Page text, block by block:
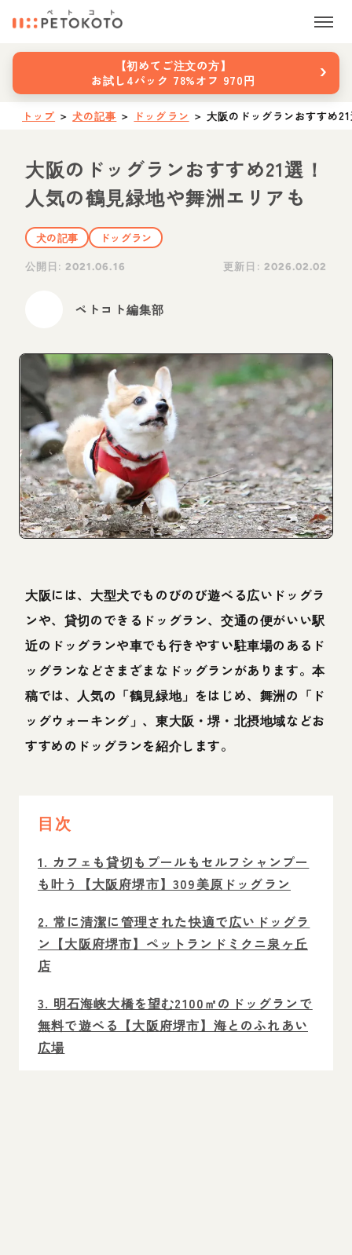
【初めてご注文の方】
お試し4パック 78%オフ 970円
›
トップ ＞ 犬の記事 ＞ ドッグラン ＞ 大阪のドッグランおすすめ
大阪のドッグランおすすめ21選！
人気の鶴見緑地や舞洲エリアも
犬の記事
ドッグラン
公開日:2021.06.16 更新日: 2026.02.02
ペトコト編集部
大阪には、大型犬でものびのび遊べる広いドッグラ
ンや、貸切のできるドッグラン、交通の便がいい駅
近のドッグランや車でも行きやすい駐車場のあるド
ッグランなどさまざまなドッグランがあります。本
稿では、人気の「鶴見緑地」をはじめ、舞洲の「ド
ッグウォーキング」、東大阪・堺・北摂地域などお
すすめのドッグランを紹介します。
目次
1. カフェも貸切もプールもセルフシャンプー
も叶う【大阪府堺市】309美原ドッグラン
2. 常に清潔に管理された快適で広いドッグラ
ン【大阪府堺市】ペットランドミクニ泉ヶ丘
店
3. 明石海峡大橋を望む2100㎡のドッグランで
無料で遊べる【大阪府堺市】海とのふれあい
広場